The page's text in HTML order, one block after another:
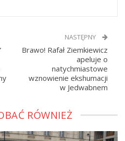
NASTĘPNY
Brawo! Rafał Ziemkiewicz
apeluje o
natychmiastowe
wznowienie ekshumacji
w Jedwabnem
RÓWNIEŻ